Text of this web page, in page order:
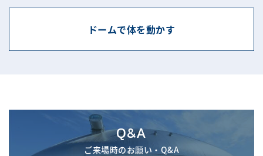
ドームで体を動かす
Q&A
ご来場時のお願い・Q&A